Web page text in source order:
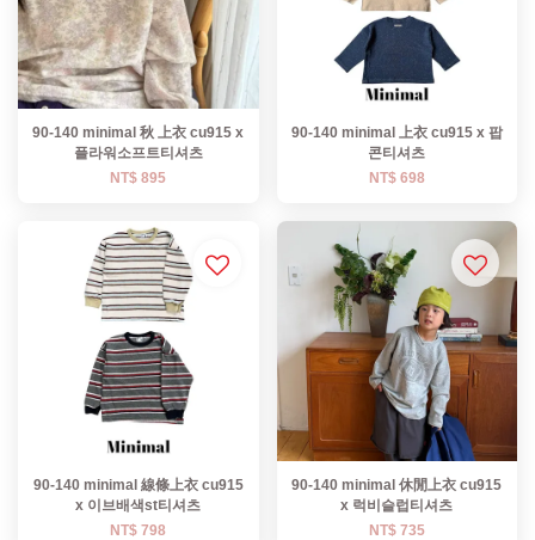
90-140 minimal 秋 上衣 cu915 x
플라워소프트티셔츠
NT$ 895
90-140 minimal 上衣 cu915 x 팝
콘티셔츠
NT$ 698
90-140 minimal 線條上衣 cu915
x 이브배색st티셔츠
NT$ 798
90-140 minimal 休閒上衣 cu915
x 럭비슬럽티셔츠
NT$ 735